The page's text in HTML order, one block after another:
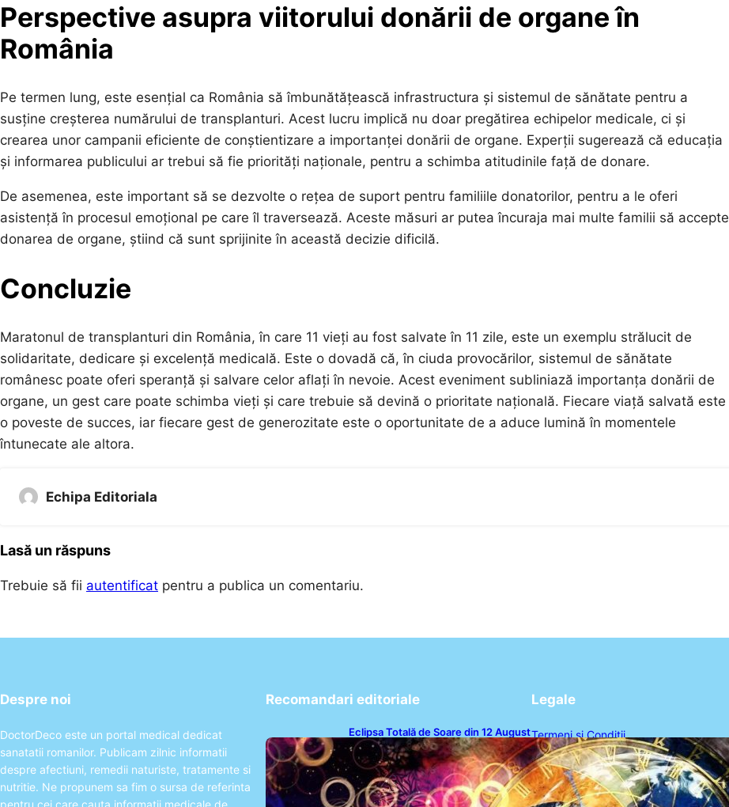
Perspective asupra viitorului donării de organe în
România
Pe termen lung, este esențial ca România să îmbunătățească infrastructura și sistemul de sănătate pentru a
susține creșterea numărului de transplanturi. Acest lucru implică nu doar pregătirea echipelor medicale, ci și
crearea unor campanii eficiente de conștientizare a importanței donării de organe. Experții sugerează că educația
și informarea publicului ar trebui să fie priorități naționale, pentru a schimba atitudinile față de donare.
De asemenea, este important să se dezvolte o rețea de suport pentru familiile donatorilor, pentru a le oferi
asistență în procesul emoțional pe care îl traversează. Aceste măsuri ar putea încuraja mai multe familii să accepte
donarea de organe, știind că sunt sprijinite în această decizie dificilă.
Concluzie
Maratonul de transplanturi din România, în care 11 vieți au fost salvate în 11 zile, este un exemplu strălucit de
solidaritate, dedicare și excelență medicală. Este o dovadă că, în ciuda provocărilor, sistemul de sănătate
românesc poate oferi speranță și salvare celor aflați în nevoie. Acest eveniment subliniază importanța donării de
organe, un gest care poate schimba vieți și care trebuie să devină o prioritate națională. Fiecare viață salvată este
o poveste de succes, iar fiecare gest de generozitate este o oportunitate de a aduce lumină în momentele
întunecate ale altora.
Echipa Editoriala
Lasă un răspuns
Trebuie să fii autentificat pentru a publica un comentariu.
Despre noi
DoctorDeco este un portal medical dedicat
sanatatii romanilor. Publicam zilnic informatii
despre afectiuni, remedii naturiste, tratamente si
nutritie. Ne propunem sa fim o sursa de referinta
pentru cei care cauta informatii medicale de
Recomandari editoriale
Eclipsa Totală de Soare din 12 August
2026: O Analiză a Impactului asupra
Trei Zodii și a Ciclului de 18 Ani
Legale
Termeni și Condiții
Politica de Confidențialitate
Politica de Cookies